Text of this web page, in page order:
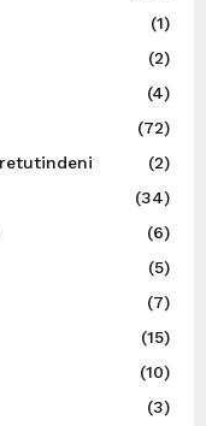
(1)
(2)
(4)
(72)
(2)
(34)
(6)
(5)
(7)
(15)
(10)
(3)